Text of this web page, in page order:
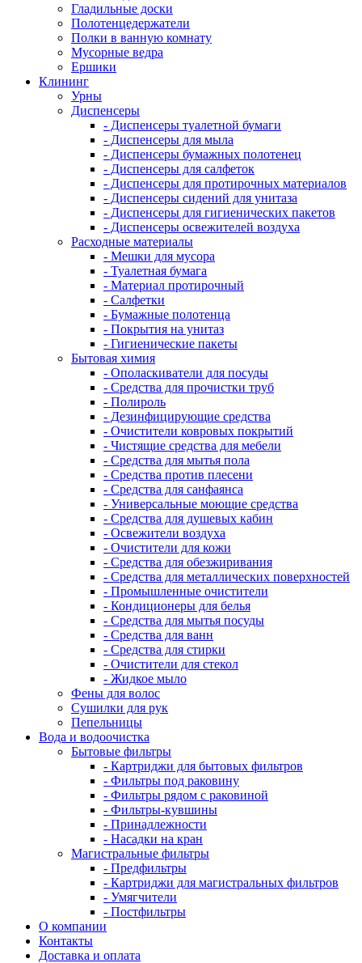
Гладильные доски
Полотенцедержатели
Полки в ванную комнату
Мусорные ведра
Ершики
Клининг
Урны
Диспенсеры
- Диспенсеры туалетной бумаги
- Диспенсеры для мыла
- Диспенсеры бумажных полотенец
- Диспенсеры для салфеток
- Диспенсеры для протирочных материалов
- Диспенсеры сидений для унитаза
- Диспенсеры для гигиенических пакетов
- Диспенсеры освежителей воздуха
Расходные материалы
- Мешки для мусора
- Туалетная бумага
- Материал протирочный
- Салфетки
- Бумажные полотенца
- Покрытия на унитаз
- Гигиенические пакеты
Бытовая химия
- Ополаскиватели для посуды
- Средства для прочистки труб
- Полироль
- Дезинфицирующие средства
- Очистители ковровых покрытий
- Чистящие средства для мебели
- Средства для мытья пола
- Средства против плесени
- Средства для санфаянса
- Универсальные моющие средства
- Средства для душевых кабин
- Освежители воздуха
- Очистители для кожи
- Средства для обезжиривания
- Средства для металлических поверхностей
- Промышленные очистители
- Кондиционеры для белья
- Средства для мытья посуды
- Средства для ванн
- Средства для стирки
- Очистители для стекол
- Жидкое мыло
Фены для волос
Сушилки для рук
Пепельницы
Вода и водоочистка
Бытовые фильтры
- Картриджи для бытовых фильтров
- Фильтры под раковину
- Фильтры рядом с раковиной
- Фильтры-кувшины
- Принадлежности
- Насадки на кран
Магистральные фильтры
- Предфильтры
- Картриджи для магистральных фильтров
- Умягчители
- Постфильтры
О компании
Контакты
Доставка и оплата